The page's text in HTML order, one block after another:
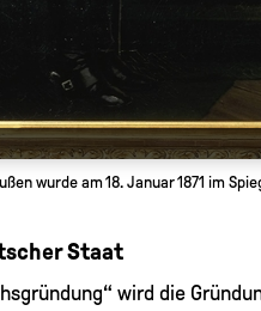
wurde am 18. Januar 1871 im
Staat
wird die